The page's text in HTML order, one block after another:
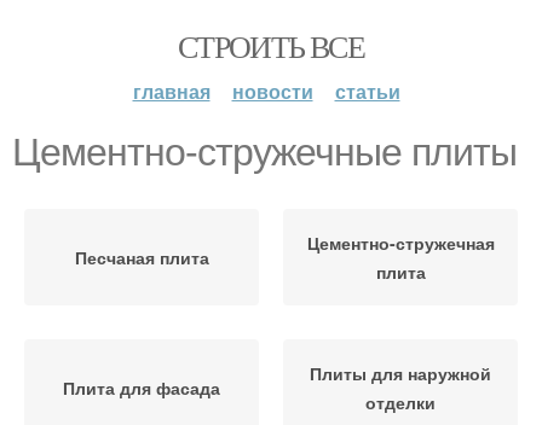
СТРОИТЬ ВСЕ
главная новости статьи
Цементно-стружечные плиты
Песчаная плита
Цементно-стружечная
плита
Плита для фасада
Плиты для наружной
отделки